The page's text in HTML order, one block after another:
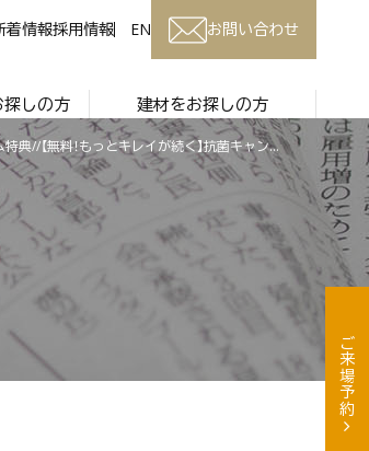
着情報採用情報 EN お問い合わせ
探しの方 建材をお探しの方
\\浴室＆洗面室セットリフォーム特典//【無料！もっとキレイが続く】抗菌キャンペーン！！開催中♪
ご来場予約